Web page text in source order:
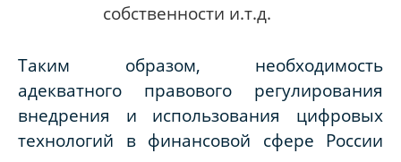
собственности и.т.д.
Таким образом, необходимость
адекватного правового регулирования
внедрения и использования цифровых
технологий в финансовой сфере России